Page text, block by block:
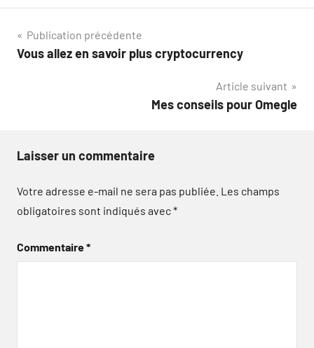
Navigation
de
Publication précédente
Vous allez en savoir plus cryptocurrency
Article suivant
Mes conseils pour Omegle
Laisser un commentaire
Votre adresse e-mail ne sera pas publiée. Les champs
obligatoires sont indiqués avec*
Commentaire*